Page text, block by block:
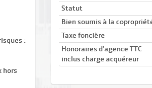
:
hors
Statut
Bien soumis à la
Taxe foncière
Honoraires d'agence TTC
inclus charge acquéreur